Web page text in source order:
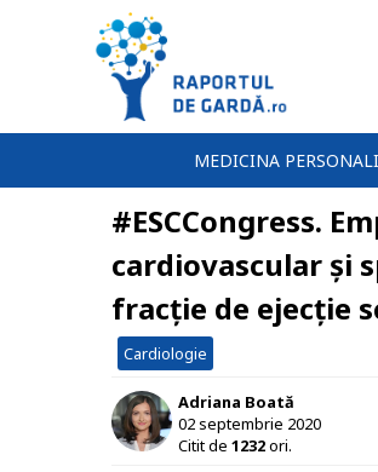
MEDICINA
#ESCCongress.
cardiovascular și
fracție de ejecție
Cardiologie
Adriana Boată
02 septembrie 2020
Citit de 1232ori.